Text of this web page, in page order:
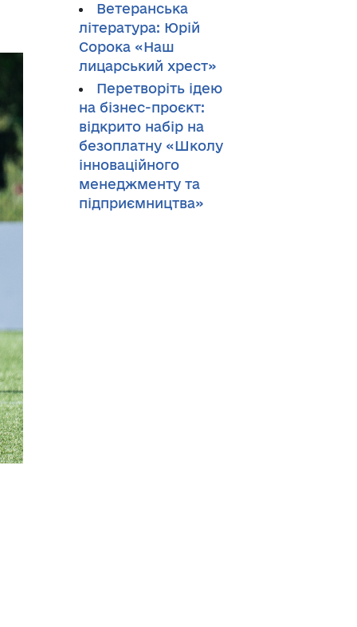
Ветеранська
література: Юрій
Сорока «Наш
лицарський хрест»
Перетворіть ідею
на бізнес-проєкт:
відкрито набір на
безоплатну «Школу
інноваційного
менеджменту та
підприємництва»